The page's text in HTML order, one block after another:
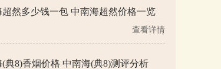
超然多少钱一包 中南海超然价格一览
查看详情
(典8)香烟价格 中南海(典8)测评分析